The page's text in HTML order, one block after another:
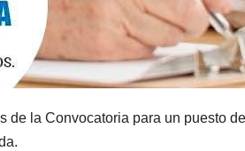
de la Convocatoria para un puesto